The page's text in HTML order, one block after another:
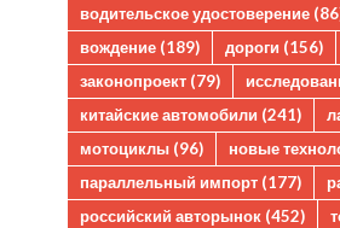
водительское удостоверение
вождение (189) дороги (156)
законопроект (79)
китайские автомобили (241)
мотоциклы (96) новые
параллельный импорт (177)
российский авторынок (452)